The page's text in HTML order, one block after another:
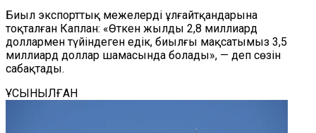
Биыл экспорттық межелерді ұлғайтқандарына
тоқталған Каплан: «Өткен жылды 2,8 миллиард
доллармен түйіндеген едік, биылғы мақсатымыз 3,5
миллиард доллар шамасында болады», — деп сөзін
сабақтады.
ҰСЫНЫЛҒАН